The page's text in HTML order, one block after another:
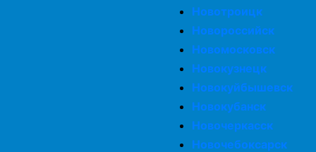
Новотроицк
Новороссийск
Новомосковск
Новокузнецк
Новокуйбышевск
Новокубанск
Новочеркасск
Новочебоксарск